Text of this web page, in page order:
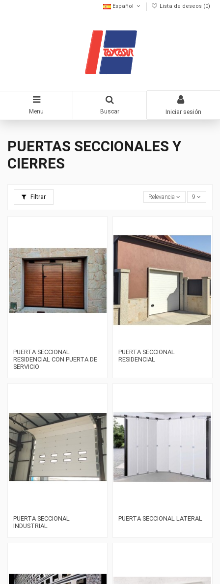
Español Lista de deseos (0)
Menu Buscar Iniciar sesión
PUERTAS SECCIONALES Y
CIERRES
Filtrar Relevancia 9
PUERTA SECCIONAL
RESIDENCIAL CON PUERTA DE
SERVICIO
PUERTA SECCIONAL
RESIDENCIAL
PUERTA SECCIONAL
INDUSTRIAL
PUERTA SECCIONAL LATERAL